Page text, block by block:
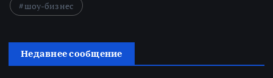
шоу-бизнес
Недавнее сообщение